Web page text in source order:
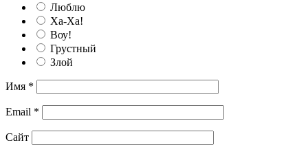
Люблю
Ха-Ха!
Воу!
Грустный
Злой
Имя *
Email *
Сайт